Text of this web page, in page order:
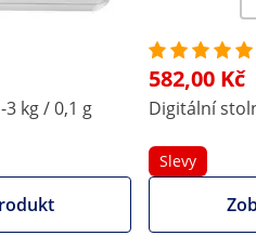
kg / 0,1 g
582,00 Kč
Digitální
Slevy
displej pohodlnou práci i
jasně zobrazuje světelný
procentuálního